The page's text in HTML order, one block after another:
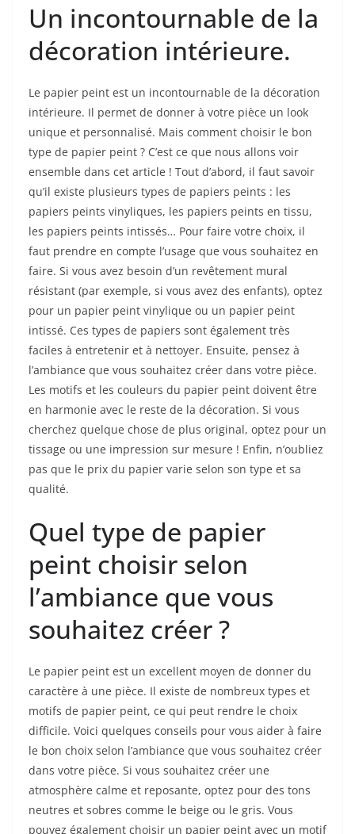
Un incontournable de la
décoration intérieure.
Le papier peint est un incontournable de la décoration
intérieure. Il permet de donner à votre pièce un look
unique et personnalisé. Mais comment choisir le bon
type de papier peint ? C’est ce que nous allons voir
ensemble dans cet article ! Tout d’abord, il faut savoir
qu’il existe plusieurs types de papiers peints : les
papiers peints vinyliques, les papiers peints en tissu,
les papiers peints intissés… Pour faire votre choix, il
faut prendre en compte l’usage que vous souhaitez en
faire. Si vous avez besoin d’un revêtement mural
résistant (par exemple, si vous avez des enfants), optez
pour un papier peint vinylique ou un papier peint
intissé. Ces types de papiers sont également très
faciles à entretenir et à nettoyer. Ensuite, pensez à
l’ambiance que vous souhaitez créer dans votre pièce.
Les motifs et les couleurs du papier peint doivent être
en harmonie avec le reste de la décoration. Si vous
cherchez quelque chose de plus original, optez pour un
tissage ou une impression sur mesure ! Enfin, n’oubliez
pas que le prix du papier varie selon son type et sa
qualité.
Quel type de papier
peint choisir selon
l’ambiance que vous
souhaitez créer ?
Le papier peint est un excellent moyen de donner du
caractère à une pièce. Il existe de nombreux types et
motifs de papier peint, ce qui peut rendre le choix
difficile. Voici quelques conseils pour vous aider à faire
le bon choix selon l’ambiance que vous souhaitez créer
dans votre pièce. Si vous souhaitez créer une
atmosphère calme et reposante, optez pour des tons
neutres et sobres comme le beige ou le gris. Vous
pouvez également choisir un papier peint avec un motif